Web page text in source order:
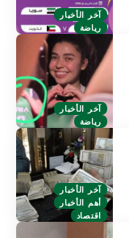
آخر الأخبار
رياضة
آخر الأخبار
رياضة
آخر الأخبار
أهم الأخبار
اقتصاد